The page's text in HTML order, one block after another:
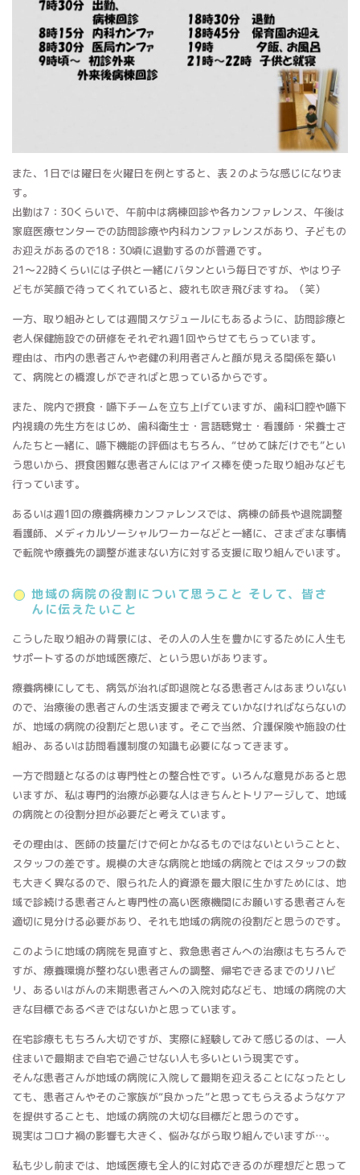
また、1日では曜日を火曜日を例とすると、表２のような感じになりま
す。
出勤は7：30くらいで、午前中は病棟回診や各カンファレンス、午後は
家庭医療センターでの訪問診療や内科カンファレンスがあり、子どもの
お迎えがあるので18：30頃に退勤するのが普通です。
21～22時くらいには子供と一緒にバタンという毎日ですが、やはり子
どもが笑顔で待ってくれていると、疲れも吹き飛びますね。（笑）
一方、取り組みとしては週間スケジュールにもあるように、訪問診療と
老人保健施設での研修をそれぞれ週1回やらせてもらっています。
理由は、市内の患者さんや老健の利用者さんと顔が見える関係を築い
て、病院との橋渡しができればと思っているからです。
また、院内で摂食・嚥下チームを立ち上げていますが、歯科口腔や嚥下
内視鏡の先生方をはじめ、歯科衛生士・言語聴覚士・看護師・栄養士さ
んたちと一緒に、嚥下機能の評価はもちろん、“せめて味だけでも”とい
う思いから、摂食困難な患者さんにはアイス棒を使った取り組みなども
行っています。
あるいは週1回の療養病棟カンファレンスでは、病棟の師長や退院調整
看護師、メディカルソーシャルワーカーなどと一緒に、さまざまな事情
で転院や療養先の調整が進まない方に対する支援に取り組んでいます。
地域の病院の役割について思うこと そして、皆さ
んに伝えたいこと
こうした取り組みの背景には、その人の人生を豊かにするために人生も
サポートするのが地域医療だ、という思いがあります。
療養病棟にしても、病気が治れば即退院となる患者さんはあまりいない
ので、治療後の患者さんの生活支援まで考えていかなければならないの
が、地域の病院の役割だと思います。そこで当然、介護保険や施設の仕
組み、あるいは訪問看護制度の知識も必要になってきます。
一方で問題となるのは専門性との整合性です。いろんな意見があると思
いますが、私は専門的治療が必要な人はきちんとトリアージして、地域
の病院との役割分担が必要だと考えています。
その理由は、医師の技量だけで何とかなるものではないということと、
スタッフの差です。規模の大きな病院と地域の病院とではスタッフの数
も大きく異なるので、限られた人的資源を最大限に生かすためには、地
域で診続ける患者さんと専門性の高い医療機関にお願いする患者さんを
適切に見分ける必要があり、それも地域の病院の役割だと思うのです。
このように地域の病院を見直すと、救急患者さんへの治療はもちろんで
すが、療養環境が整わない患者さんの調整、帰宅できるまでのリハビ
リ、あるいはがんの末期患者さんへの入院対応なども、地域の病院の大
きな目標であるべきではないかと思っています。
在宅診療ももちろん大切ですが、実際に経験してみて感じるのは、一人
住まいで最期まで自宅で過ごせない人も多いという現実です。
そんな患者さんが地域の病院に入院して最期を迎えることになったとし
ても、患者さんやそのご家族が“良かった”と思ってもらえるようなケア
を提供することも、地域の病院の大切な目標だと思うのです。
現実はコロナ禍の影響も大きく、悩みながら取り組んでいますが…。
私も少し前までは、地域医療も全人的に対応できるのが理想だと思って